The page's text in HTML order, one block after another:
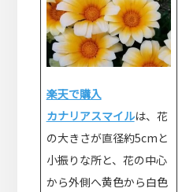
楽天で購入
カナリアスマイルは、花
の大きさが直径約5cmと
小振りな所と、花の中心
から外側へ黄色から白色